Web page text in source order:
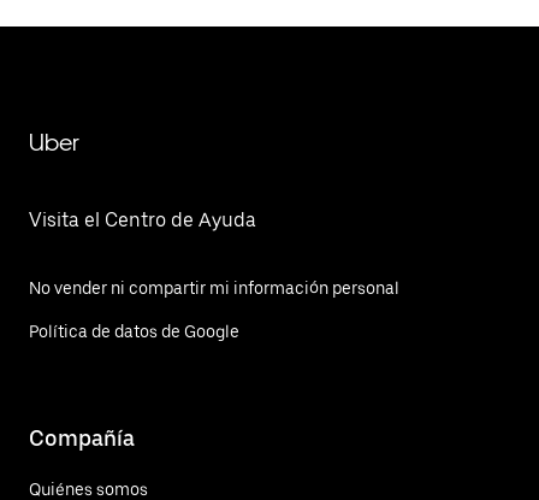
Uber
Visita el Centro de Ayuda
No vender ni compartir mi información personal
Política de datos de Google
Compañía
Quiénes somos